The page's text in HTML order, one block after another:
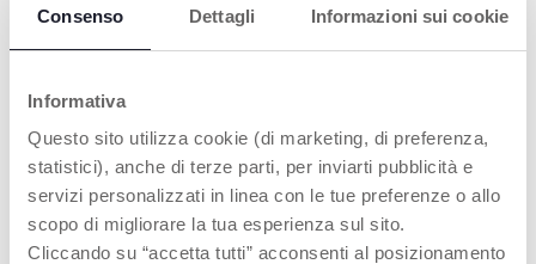
Consenso Dettagli Informazioni sui cookie
Informativa
Questo sito utilizza cookie (di marketing, di preferenza,
statistici), anche di terze parti, per inviarti pubblicità e
servizi personalizzati in linea con le tue preferenze o allo
scopo di migliorare la tua esperienza sul sito.
Cliccando su “accetta tutti” acconsenti al posizionamento
POSITIONNEMENT
DU BEC
Décentré pour
favoriser une position
correcte du cou lors
de la consommation
BOIRE AMOVIBLE
Anti-goutte ou à
écoulement libre